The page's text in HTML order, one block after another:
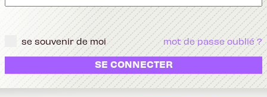
se souvenir de moi mot de passe oublié ?
SE CONNECTER